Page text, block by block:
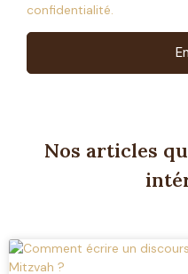
confidentialité.
Nos articles